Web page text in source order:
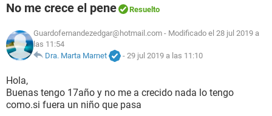
NUTRICIÓN
BIENESTAR
SEXUALIDAD
No me crece el pene Resuelto
Guardofernandezedgar@hotmail.com - Modificado el 28 jul 2019 a
las 11:54
Dra. Marta Marnet
-29 jul 2019 a las 11:10
Hola,
Buenas tengo 17año y no me a crecido nada lo tengo
como.si fuera un niño que pasa